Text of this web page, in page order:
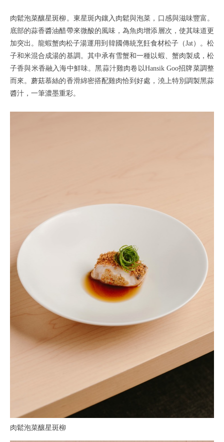
肉鬆泡菜釀星斑柳。東星斑內鑲入肉鬆與泡菜，口感與滋味豐富。
底部的蒜香醬油醋帶來微酸的風味，為魚肉增添層次，使其味道更
加突出。龍蝦蟹肉松子湯運用到韓國傳統烹飪食材松子（Jat）。松
子和米混合成湯的基調。其中承有雪蟹和一種以蝦、蟹肉製成，松
子香與米香融入海中鮮味。黑蒜汁雞肉卷以Hansik Goo招牌菜調整
而來。蘑菇慕絲的香滑綿密搭配雞肉恰到好處，澆上特別調製黑蒜
醬汁，一筆濃墨重彩。
肉鬆泡菜釀星斑柳